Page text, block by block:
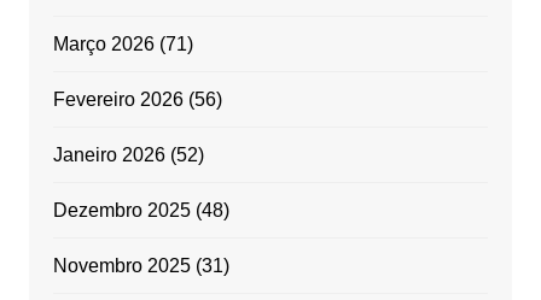
Março 2026(71)
Fevereiro 2026(56)
Janeiro 2026(52)
Dezembro 2025(48)
Novembro 2025(31)